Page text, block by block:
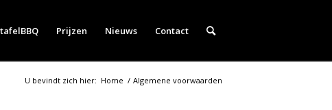
Prijzen Nieuws Contact
U bevindt zich hier: Home / Algemene voorwaarden